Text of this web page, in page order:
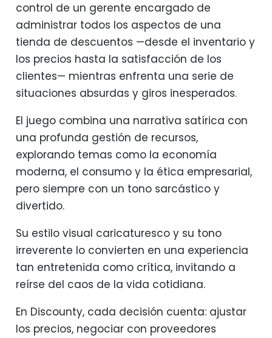
control de un gerente encargado de
administrar todos los aspectos de una
tienda de descuentos —desde el inventario y
los precios hasta la satisfacción de los
clientes— mientras enfrenta una serie de
situaciones absurdas y giros inesperados.
El juego combina una narrativa satírica con
una profunda gestión de recursos,
explorando temas como la economía
moderna, el consumo y la ética empresarial,
pero siempre con un tono sarcástico y
divertido.
Su estilo visual caricaturesco y su tono
irreverente lo convierten en una experiencia
tan entretenida como crítica, invitando a
reírse del caos de la vida cotidiana.
En Discounty, cada decisión cuenta: ajustar
los precios, negociar con proveedores